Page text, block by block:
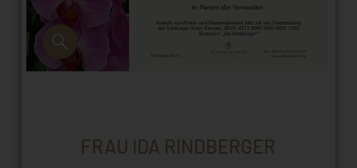
FRAU IDA RINDBERGER